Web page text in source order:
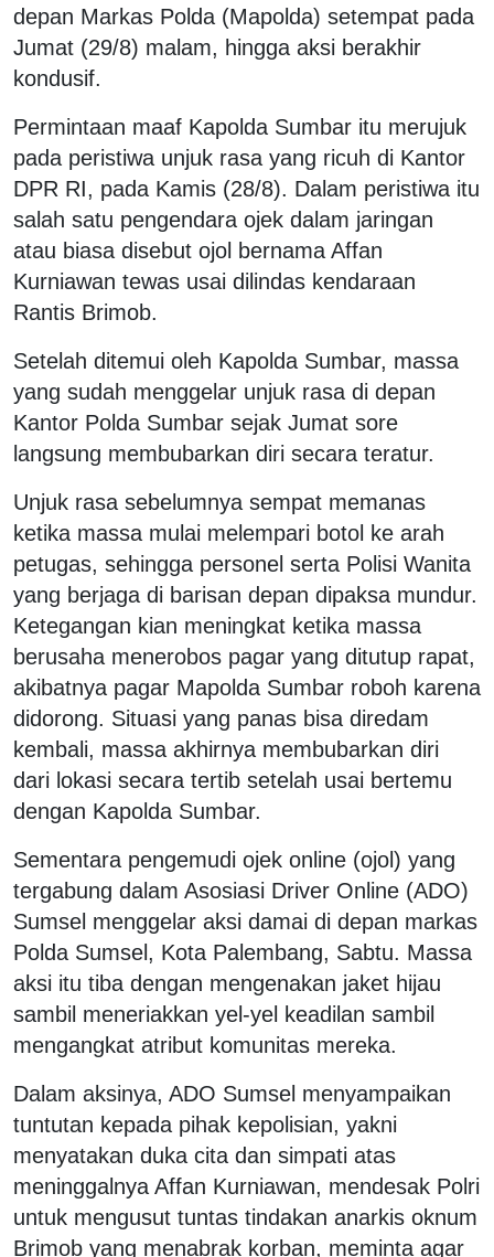
depan Markas Polda (Mapolda) setempat pada
Jumat (29/8) malam, hingga aksi berakhir
kondusif.
Permintaan maaf Kapolda Sumbar itu merujuk
pada peristiwa unjuk rasa yang ricuh di Kantor
DPR RI, pada Kamis (28/8). Dalam peristiwa itu
salah satu pengendara ojek dalam jaringan
atau biasa disebut ojol bernama Affan
Kurniawan tewas usai dilindas kendaraan
Rantis Brimob.
Setelah ditemui oleh Kapolda Sumbar, massa
yang sudah menggelar unjuk rasa di depan
Kantor Polda Sumbar sejak Jumat sore
langsung membubarkan diri secara teratur.
Unjuk rasa sebelumnya sempat memanas
ketika massa mulai melempari botol ke arah
petugas, sehingga personel serta Polisi Wanita
yang berjaga di barisan depan dipaksa mundur.
Ketegangan kian meningkat ketika massa
berusaha menerobos pagar yang ditutup rapat,
akibatnya pagar Mapolda Sumbar roboh karena
didorong. Situasi yang panas bisa diredam
kembali, massa akhirnya membubarkan diri
dari lokasi secara tertib setelah usai bertemu
dengan Kapolda Sumbar.
Sementara pengemudi ojek online (ojol) yang
tergabung dalam Asosiasi Driver Online (ADO)
Sumsel menggelar aksi damai di depan markas
Polda Sumsel, Kota Palembang, Sabtu. Massa
aksi itu tiba dengan mengenakan jaket hijau
sambil meneriakkan yel-yel keadilan sambil
mengangkat atribut komunitas mereka.
Dalam aksinya, ADO Sumsel menyampaikan
tuntutan kepada pihak kepolisian, yakni
menyatakan duka cita dan simpati atas
meninggalnya Affan Kurniawan, mendesak Polri
untuk mengusut tuntas tindakan anarkis oknum
Brimob yang menabrak korban, meminta agar